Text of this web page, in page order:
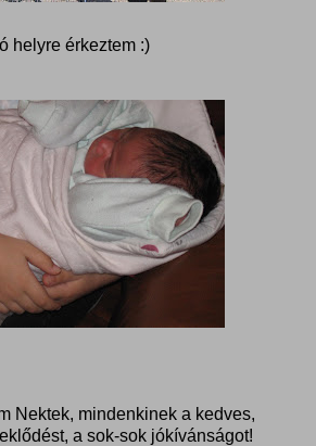
helyre érkeztem :)
Nektek, mindenkinek a kedves,
a sok-sok jókívánságot!